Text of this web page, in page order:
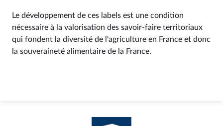
Le développement de ces labels est une condition
nécessaire à la valorisation des savoir-faire territoriaux
qui fondent la diversité de l'agriculture en France et donc
la souveraineté alimentaire de la France.